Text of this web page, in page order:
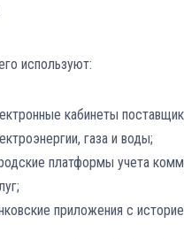
используют:
кабинеты
газа и воды;
платформы учета
приложения с